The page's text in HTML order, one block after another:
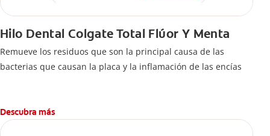
Hilo Dental Colgate Total Flúor Y Menta
Remueve los residuos que son la principal causa de las
bacterias que causan la placa y la inflamación de las encías
Descubra más